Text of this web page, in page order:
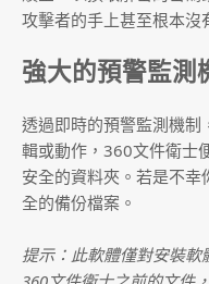
攻擊者的手上甚至根本沒
強大的預警監測
透過即時的預警監測機
輯或動作，360文件衛士
安全的資料夾。若是不
全的備份檔案。
提示：此軟體僅對安裝